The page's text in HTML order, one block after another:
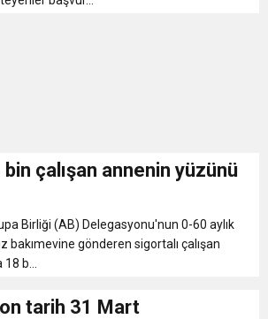
çalışan annenin yüzünü
Birliği (AB) Delegasyonu'nun 0-60 aylık
bakımevine gönderen sigortalı çalışan
b...
tarih 31 Mart